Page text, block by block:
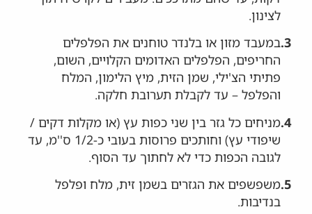
לצינון.
3. במעבד מזון או בלנדר טוחנים את הפלפלים
החריפים, הפלפלים האדומים הקלויים, השום,
פתיתי הצ'ילי, שמן הזית, מיץ הלימון, המלח
והפלפל – עד לקבלת תערובת חלקה.
4. מניחים כל גזר בין שני כפות עץ (או מקלות דקים /
שיפודי עץ) וחותכים פרוסות בעובי כ-1/2 ס''מ, עד
לגובה הכפות כדי לא לחתוך עד הסוף.
5. משפשפים את הגזרים בשמן זית, מלח ופלפל
בנדיבות.